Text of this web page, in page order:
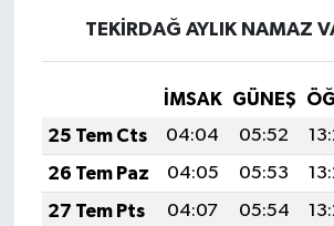
TEKİRDAĞ AYLIK NAMAZ
İMSAK GÜNEŞ
25 Tem Cts
04:04 05:52
26 Tem Paz
04:05 05:53
27 Tem Pts
04:07 05:54